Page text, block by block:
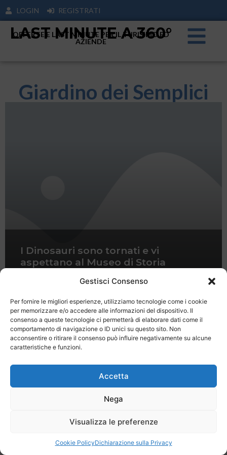
Gestisci Consenso
Per fornire le migliori esperienze, utilizziamo tecnologie come i cookie
per memorizzare e/o accedere alle informazioni del dispositivo. Il
consenso a queste tecnologie ci permetterà di elaborare dati come il
comportamento di navigazione o ID unici su questo sito. Non
acconsentire o ritirare il consenso può influire negativamente su alcune
caratteristiche e funzioni.
Accetta
Nega
Visualizza le preferenze
Cookie PolicyDichiarazione sulla Privacy
LOGIN REGISTRATI
LAST MINUTE A 360°
OFFERTE E LAST MINUTE PER IL TURISIMO ED
AZIENDE
Giardino dei Semplici
I Dinosauri sono tornati e vi
aspettano al Museo di Storia
Last Minute
Registrati Contatti
SPECIALE LAST MINUTE - SH WEB